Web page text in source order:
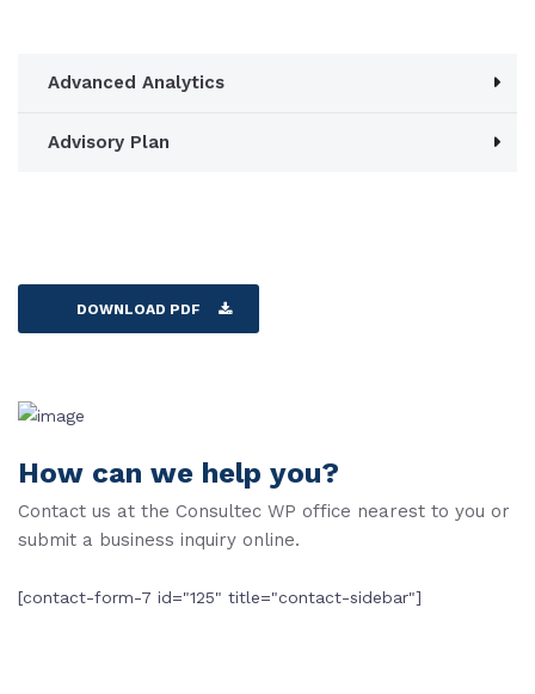
Advanced Analytics
Advisory Plan
DOWNLOAD PDF
How can we help you?
Contact us at the Consultec WP office nearest to you or
submit a business inquiry online.
[contact-form-7 id="125" title="contact-sidebar"]